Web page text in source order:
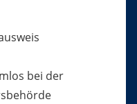
bei der